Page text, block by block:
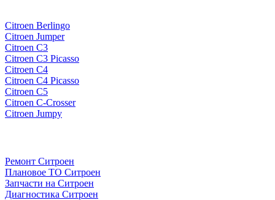
Citroen Berlingo
Citroen Jumper
Citroen C3
Citroen C3 Picasso
Citroen C4
Citroen C4 Picasso
Citroen C5
Citroen C-Crosser
Citroen Jumpy
Ремонт Ситроен
Плановое ТО Ситроен
Запчасти на Ситроен
Диагностика Ситроен